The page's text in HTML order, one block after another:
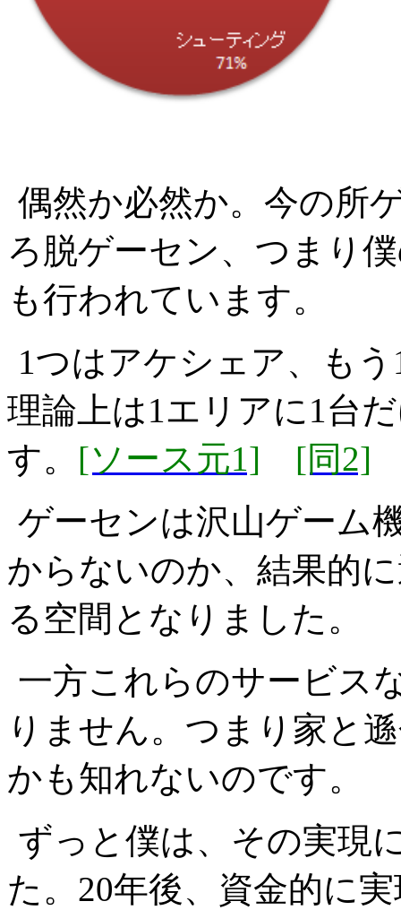
偶然か必然か。今の所
ろ脱ゲーセン、つまり
も行われています。
1つはアケシェア、も
理論上は1エリアに1台
す。 [ソース元1]
[同2]
ゲーセンは沢山ゲーム
からないのか、結果的
る空間となりました。
一方これらのサービス
りません。つまり家と
かも知れないのです。
ずっと僕は、その実現
た。20年後、資金的に